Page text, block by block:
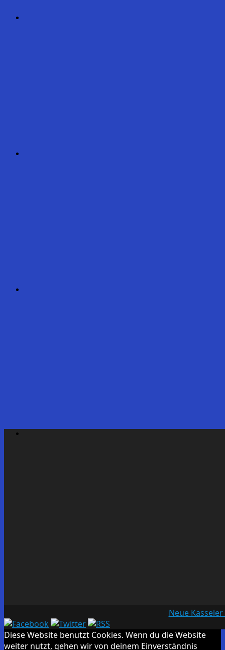
Neue
Diese Website benutzt Cookies. Wenn du die Website
weiter nutzt, gehen wir von deinem Einverständnis